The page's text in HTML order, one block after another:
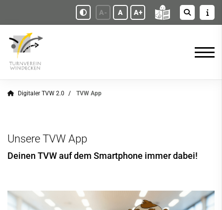
A- A A+
Digitaler TVW 2.0 TVW App
Unsere TVW App
Deinen TVW auf dem Smartphone immer dabei!